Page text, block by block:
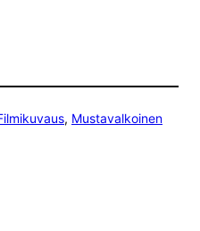
, Mustavalkoinen